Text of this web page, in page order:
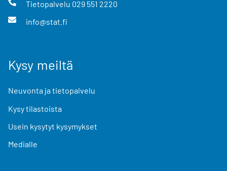
Tietopalvelu 029 551 2220
info@stat.fi
Kysy meiltä
Neuvonta ja tietopalvelu
Kysy tilastoista
Usein kysytyt kysymykset
Medialle